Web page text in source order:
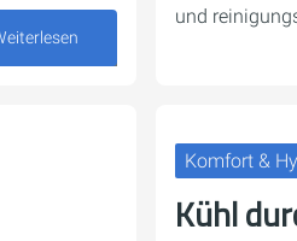
und
Komfort &
Kühl